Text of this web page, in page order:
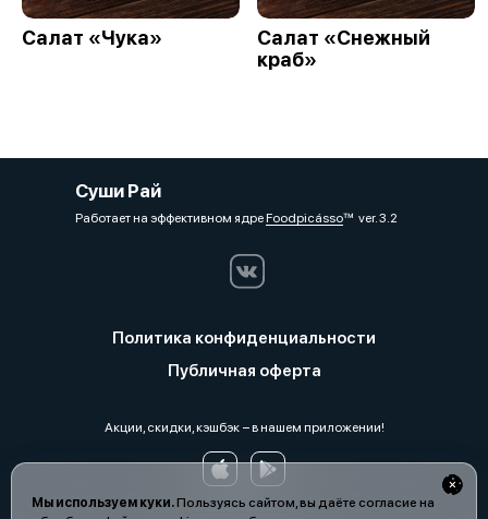
Мы используем куки.Пользуясь сайтом, вы даёте согласие на
Салат «Чука»
Салат «Снежный
краб»
Суши Рай
Работает на эффективном ядреFoodpicássover. 3.2
Политика конфиденциальности
Публичная оферта
Акции, скидки, кэшбэк − в нашем приложении!